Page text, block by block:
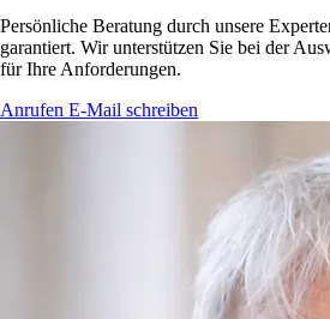
Persönliche Beratung durch unsere
garantiert. Wir unterstützen Sie bei der
für Ihre Anforderungen.
Anrufen E-Mail schreiben